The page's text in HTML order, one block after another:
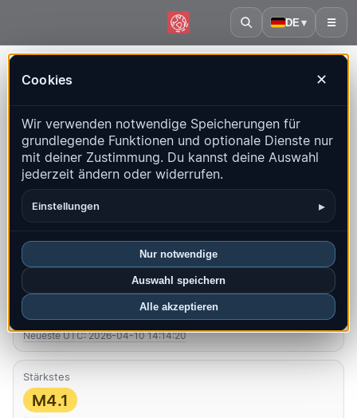
DE ▾ ☰
Cookies ✕
Wir verwenden notwendige Speicherungen für
grundlegende Funktionen und optionale Dienste nur
mit deiner Zustimmung. Du kannst deine Auswahl
jederzeit ändern oder widerrufen.
Einstellungen ▸
Nur notwendige
Auswahl speichern
Alle akzeptieren
QuakeMap24
Live-Karte, Statistiken und aktuelle Ereignisse
Historienkarte öffnen Neueste in diesem Land
Überblick Karte Aktuell Diagramme Top-Regionen
FAQ
Beben diesen Monat
0
Neueste UTC: 2026-04-10 14:14:20
Stärkstes
M4.1